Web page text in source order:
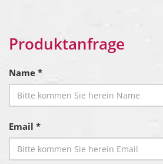
Produktanfrage
Name *
Email *